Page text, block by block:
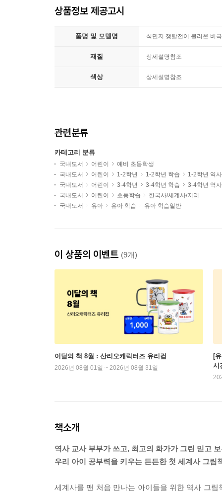
상품정보 제공고시
품명 및 모델명 식민지 쟁탈전이 불러온 비
재질 상세설명참조
색상 상세설명참조
관련분류
카테고리 분류
국내도서 어린이
예비 초등학생
국내도서
어린이 1-2학년 1-2학년 학습
1-2학년 역
국내도서
어린이 3-4학년 3-4학년 학습
3-4학년 역
국내도서
어린이 초등학습
한국사/세계사/지리
국내도서
유아 유아 학습 유아 학습일반
이 상품의 이벤트 (9개)
이달의 책 8월 : 산리오캐릭터즈 유리컵
2026년 08월 01일 ~ 2026년 08월 31일
[
시
책소개
역사 교사 부부가 쓰고, 최고의 화가가 그린 믿고
우리 아이 공부력을 키우는 든든한 첫 세계사 그림
세계사를 맨 처음 만나는 아이들을 위한 역사 그